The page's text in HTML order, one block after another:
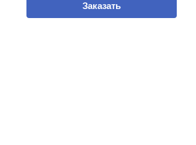
Заказать